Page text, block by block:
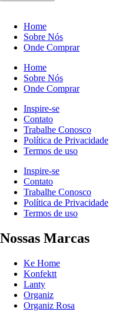
Home
Sobre Nós
Onde Comprar
Home
Sobre Nós
Onde Comprar
Inspire-se
Contato
Trabalhe Conosco
Política de Privacidade
Termos de uso
Inspire-se
Contato
Trabalhe Conosco
Política de Privacidade
Termos de uso
Nossas Marcas
Ke Home
Konfektt
Lanty
Organiz
Organiz Rosa